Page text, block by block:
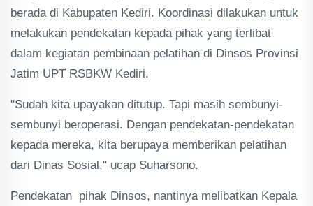
berada di Kabupaten Kediri. Koordinasi dilakukan untuk
melakukan pendekatan kepada pihak yang terlibat
dalam kegiatan pembinaan pelatihan di Dinsos Provinsi
Jatim UPT RSBKW Kediri.
"Sudah kita upayakan ditutup. Tapi masih sembunyi-
sembunyi beroperasi. Dengan pendekatan-pendekatan
kepada mereka, kita berupaya memberikan pelatihan
dari Dinas Sosial," ucap Suharsono.
Pendekatan pihak Dinsos, nantinya melibatkan Kepala